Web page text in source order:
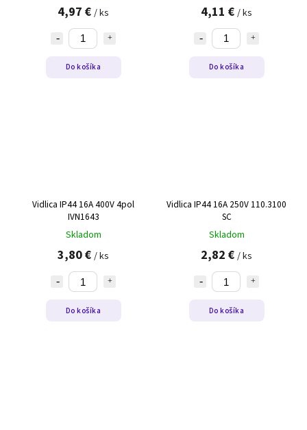
4,97 € / ks
Do košíka
4,11 € / ks
Do košíka
Vidlica IP44 16A 400V 4pol
IVN1643
Skladom
3,80 € / ks
Do košíka
Vidlica IP44 16A 250V 110.3100
SC
Skladom
2,82 € / ks
Do košíka